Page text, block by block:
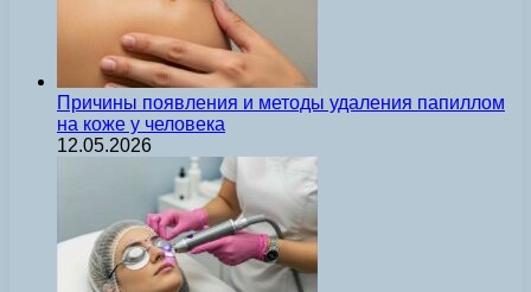
Причины появления и методы удаления папиллом
на коже у человека
12.05.2026